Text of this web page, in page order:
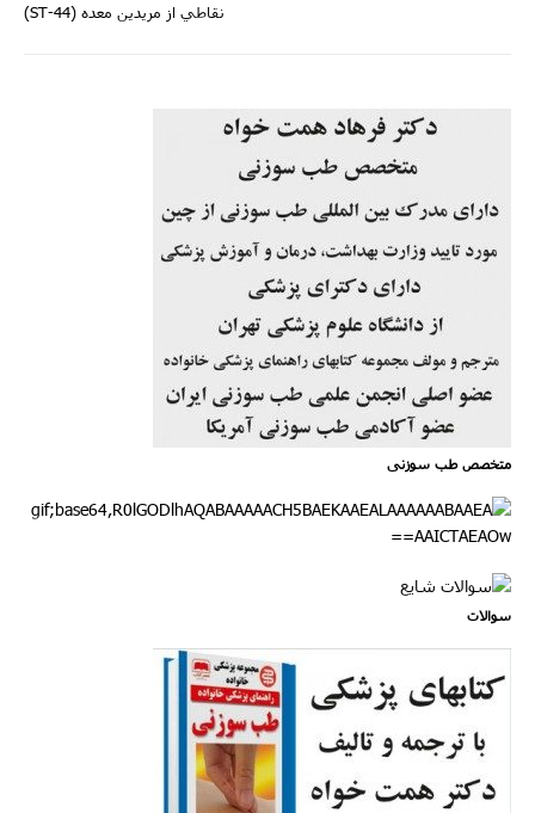
نقاطي از مريدين معده (44-ST)
متخصص طب سوزنی
سوالات